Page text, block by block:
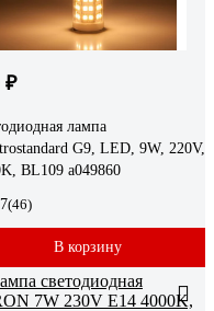
₽
лампа
G9, LED, 9W, 220V,
BL109 a049860
(46)
В корзину